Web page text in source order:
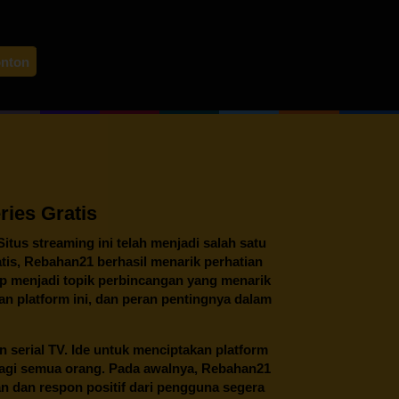
Gratis
streaming ini telah menjadi salah satu
Rebahan21berhasil menarik perhatian
menjadi topik perbincangan yang menarik
platform ini, dan peran pentingnya dalam
serial TV. Ide untuk menciptakan platform
semua orang. Pada awalnya, Rebahan21
dan respon positif dari pengguna segera